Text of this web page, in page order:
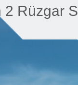
2 Rüzgar